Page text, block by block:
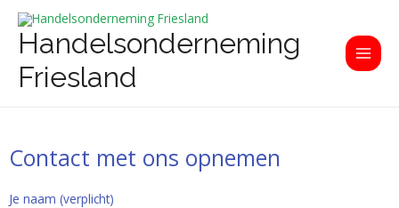
naar
inhoud
Handelsonderneming
Friesland
Contact met ons opnemen
Je naam (verplicht)